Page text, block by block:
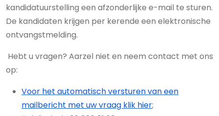
kandidatuurstelling een afzonderlijke e-mail te sturen.
De kandidaten krijgen per kerende een elektronische
ontvangstmelding.
Hebt u vragen? Aarzel niet en neem contact met ons
op:
Voor het automatisch versturen van een
mailbericht met uw vraag klik hier;